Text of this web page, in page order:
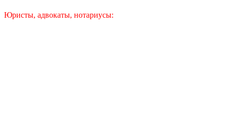
Юристы, адвокаты, нотариусы: